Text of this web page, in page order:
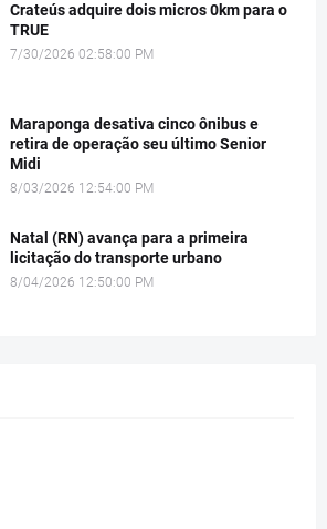
Crateús adquire dois micros 0km para o
TRUE
7/30/2026 02:58:00 PM
Maraponga desativa cinco ônibus e
retira de operação seu último Senior
Midi
8/03/2026 12:54:00 PM
Natal (RN) avança para a primeira
licitação do transporte urbano
8/04/2026 12:50:00 PM